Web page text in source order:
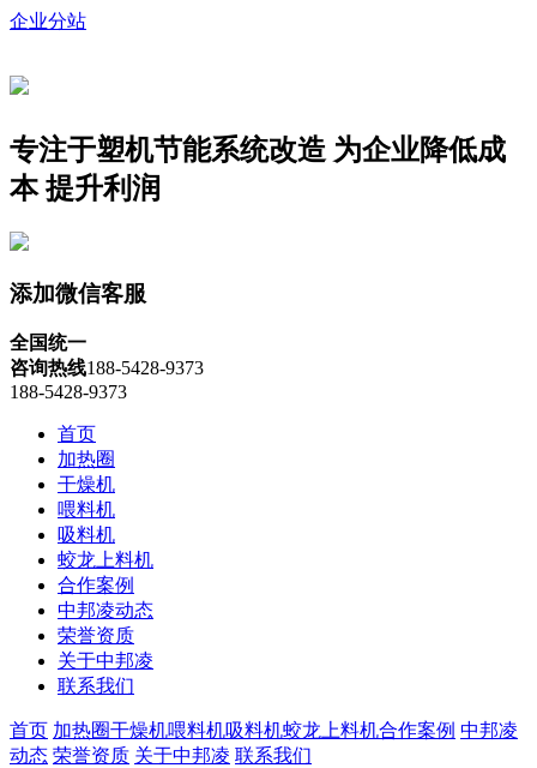
企业分站
专注于塑机节能系统改造 为企业降低成
本 提升利润
添加微信客服
全国统一
咨询热线188-5428-9373
188-5428-9373
首页
加热圈
干燥机
喂料机
吸料机
蛟龙上料机
合作案例
中邦凌动态
荣誉资质
关于中邦凌
联系我们
首页 加热圈干燥机喂料机吸料机蛟龙上料机合作案例 中邦凌
动态 荣誉资质 关于中邦凌 联系我们